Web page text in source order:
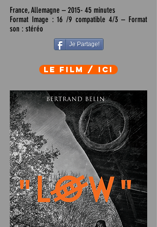
France, Allemagne – 2015- 45 minutes
Format Image : 16 /9 compatible 4/3 – Format
son : stéréo
Je Partage!
LE FILM / ICI